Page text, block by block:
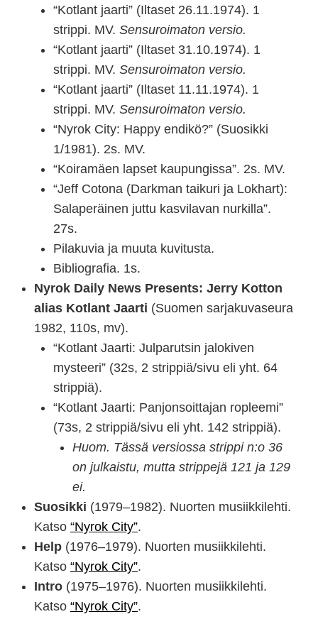
“Kotlant jaarti” (Iltaset 26.11.1974). 1
strippi. MV. Sensuroimaton versio.
“Kotlant jaarti” (Iltaset 31.10.1974). 1
strippi. MV. Sensuroimaton versio.
“Kotlant jaarti” (Iltaset 11.11.1974). 1
strippi. MV. Sensuroimaton versio.
“Nyrok City: Happy endikö?” (Suosikki
1/1981). 2s. MV.
“Koiramäen lapset kaupungissa”. 2s. MV.
“Jeff Cotona (Darkman taikuri ja Lokhart):
Salaperäinen juttu kasvilavan nurkilla”.
27s.
Pilakuvia ja muuta kuvitusta.
Bibliografia. 1s.
Nyrok Daily News Presents: Jerry Kotton
alias Kotlant Jaarti (Suomen sarjakuvaseura
1982, 110s, mv).
“Kotlant Jaarti: Julparutsin jalokiven
mysteeri” (32s, 2 strippiä/sivu eli yht. 64
strippiä).
“Kotlant Jaarti: Panjonsoittajan ropleemi”
(73s, 2 strippiä/sivu eli yht. 142 strippiä).
Huom. Tässä versiossa strippi n:o 36
on julkaistu, mutta strippejä 121 ja 129
ei.
Suosikki (1979–1982). Nuorten musiikkilehti.
Katso “Nyrok City”.
Help (1976–1979). Nuorten musiikkilehti.
Katso “Nyrok City”.
Intro (1975–1976). Nuorten musiikkilehti.
Katso “Nyrok City”.